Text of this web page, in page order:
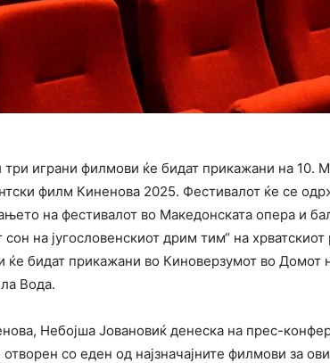
играни филмови ќе бидат прикажани на 10.
филм Киненова 2025. Фестивалот ќе се
на фестивалот во Македонската опера и
на југословенскиот дрим тим“ на
ќе бидат прикажани во Киноверзумот во Домот
Вода.
Небојша Јовановиќ денеска на прес-
со еден од најзначајните филмови за